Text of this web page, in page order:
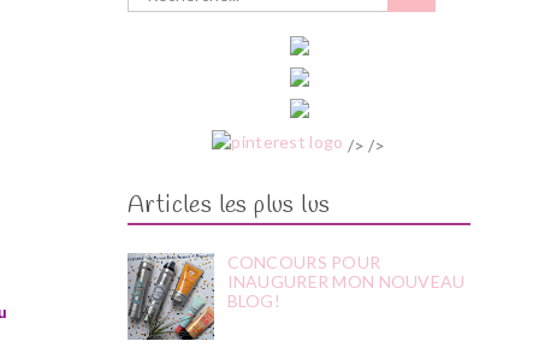
/> />
Articles les plus lus
CONCOURS POUR
INAUGURER MON NOUVEAU
BLOG!